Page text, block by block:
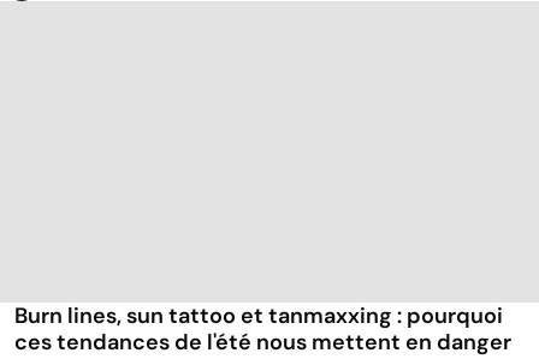
Burn lines, sun tattoo et tanmaxxing : pourquoi
ces tendances de l'été nous mettent en danger